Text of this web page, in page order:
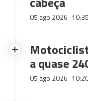
05 ago 2026 10:35
a quase
05 ago 2026